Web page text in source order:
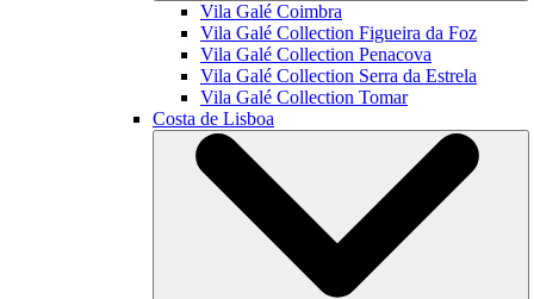
Vila Galé Coimbra
Vila Galé Collection Figueira da Foz
Vila Galé Collection Penacova
Vila Galé Collection Serra da Estrela
Vila Galé Collection Tomar
Costa de Lisboa